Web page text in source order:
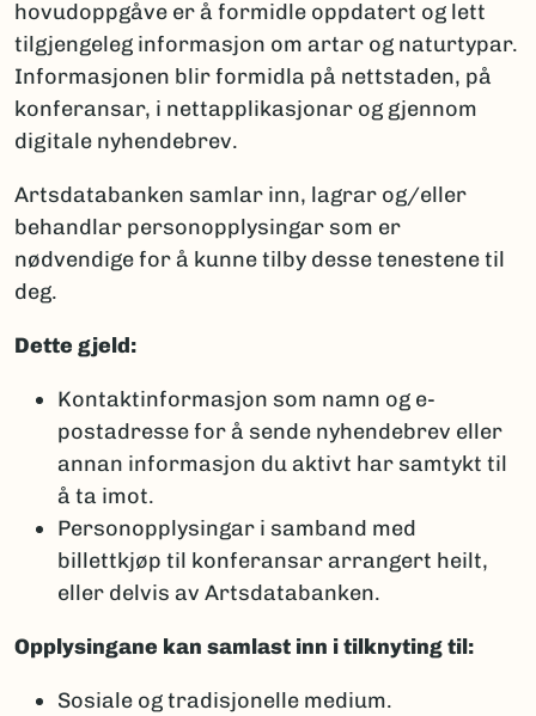
hovudoppgåve er å formidle oppdatert og lett
tilgjengeleg informasjon om artar og naturtypar.
Informasjonen blir formidla på nettstaden, på
konferansar, i nettapplikasjonar og gjennom
digitale nyhendebrev.
Artsdatabanken samlar inn, lagrar og/eller
behandlar personopplysingar som er
nødvendige for å kunne tilby desse tenestene til
deg.
Dette gjeld:
Kontaktinformasjon som namn og e-
postadresse for å sende nyhendebrev eller
annan informasjon du aktivt har samtykt til
å ta imot.
Personopplysingar i samband med
billettkjøp til konferansar arrangert heilt,
eller delvis av Artsdatabanken.​
Opplysingane kan samlast inn i tilknyting til:
Sosiale og tradisjonelle medium.